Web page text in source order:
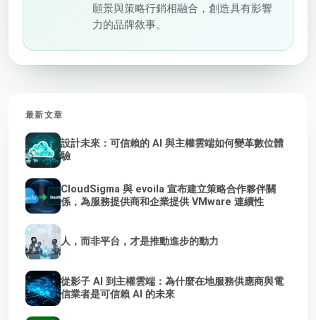
願景與策略行銷相融合，創造具有影響
力的品牌敘事。
最新文章
設計未來：可信賴的 AI 與主權雲端如何變革數位體
驗
CloudSigma 與 evoila 宣布建立策略合作夥伴關
係，為服務提供商和企業提供 VMware 連續性
人，而非平台，才是推動進步的動力
從影子 AI 到主權雲端：為什麼在地服務供應商與電
信業者是可信賴 AI 的未來